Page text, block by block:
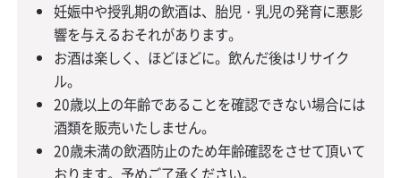
妊娠中や授乳期の飲酒は、胎児・乳児の発育に悪影
響を与えるおそれがあります。
お酒は楽しく、ほどほどに。飲んだ後はリサイク
ル。
20歳以上の年齢であることを確認できない場合には
酒類を販売いたしません。
20歳未満の飲酒防止のため年齢確認をさせて頂いて